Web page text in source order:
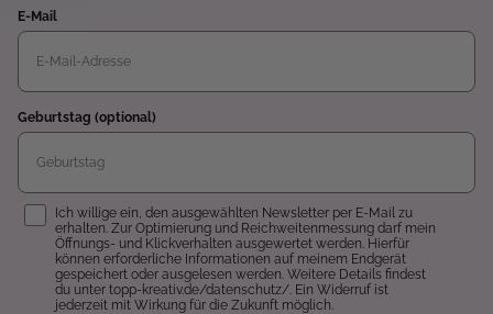
E-Mail
Geburtstag (optional)
Einwilligung
Ich willige ein, den ausgewählten Newsletter per E-Mail zu
erhalten. Zur Optimierung und Reichweitenmessung darf mein
Öffnungs- und Klickverhalten ausgewertet werden. Hierfür
können erforderliche Informationen auf meinem Endgerät
gespeichert oder ausgelesen werden. Weitere Details findest
du unter topp-kreativ.de/datenschutz/. Ein Widerruf ist
jederzeit mit Wirkung für die Zukunft möglich.